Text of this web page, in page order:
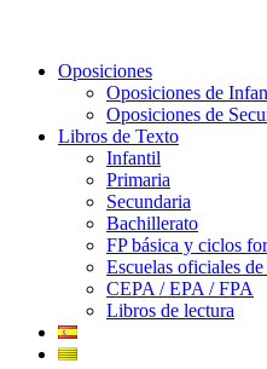
Oposiciones
Oposiciones de
Oposiciones de
Libros de Texto
Infantil
Primaria
Secundaria
Bachillerato
FP básica y ciclos
Escuelas oficiales
CEPA / EPA / FPA
Libros de lectura